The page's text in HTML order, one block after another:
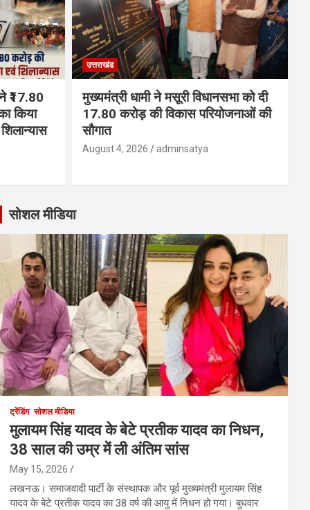
₹17.80
किया
उत्तराखंड
मुख्यमंत्री धामी ने मसूरी विधानसभा को दी
17.80 करोड़ की विकास परियोजनाओं की
सौगात
August 4, 2026 adminsatya
सोशल मीडिया
ट्रेंडिंग सोशल मीडिया
मुलायम सिंह यादव के बेटे प्रतीक यादव का निधन,
38 साल की उम्र में ली अंतिम सांस
May 15, 2026
लखनऊ। समाजवादी पार्टी के संस्थापक और पूर्व मुख्यमंत्री मुलायम सिंह
यादव के बेटे प्रतीक यादव का 38 वर्ष की आयु में निधन हो गया। बुधवार